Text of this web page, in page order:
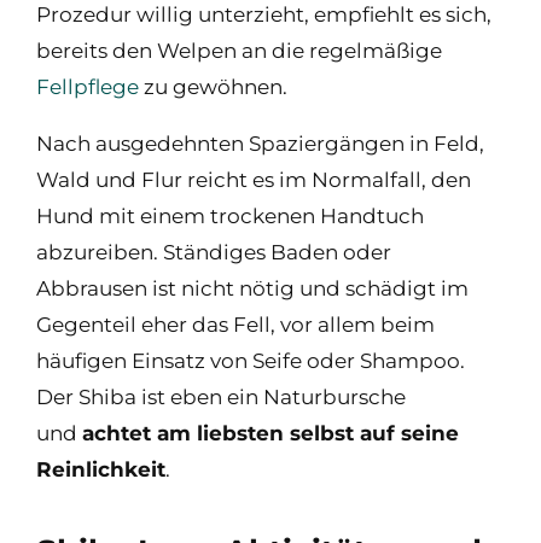
Prozedur willig unterzieht, empfiehlt es sich,
bereits den Welpen an die regelmäßige
Fellpflege zu gewöhnen.
Nach ausgedehnten Spaziergängen in Feld,
Wald und Flur reicht es im Normalfall, den
Hund mit einem trockenen Handtuch
abzureiben. Ständiges Baden oder
Abbrausen ist nicht nötig und schädigt im
Gegenteil eher das Fell, vor allem beim
häufigen Einsatz von Seife oder Shampoo.
Der Shiba ist eben ein Naturbursche
und achtet am liebsten selbst auf seine
Reinlichkeit.